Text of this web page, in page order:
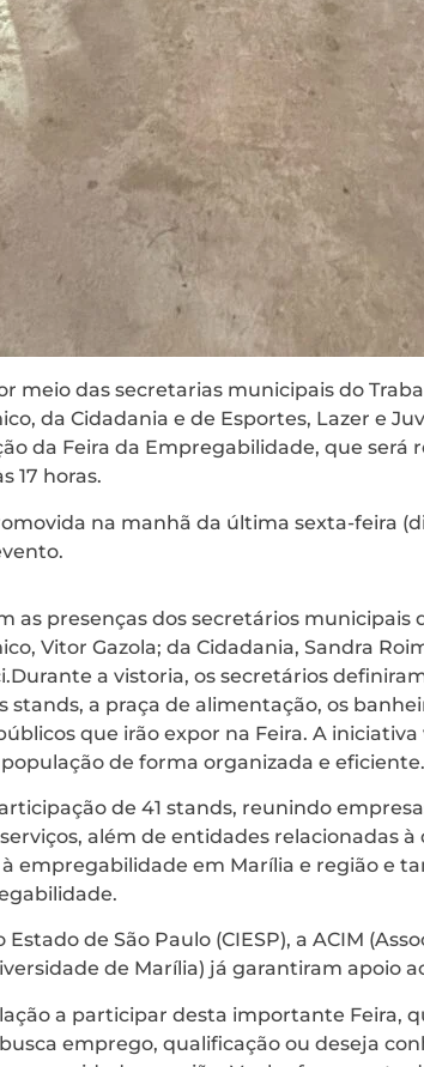
meio das secretarias municipais do
da Cidadania e de Esportes, Lazer e
da Feira da Empregabilidade, que será
17 horas.
na manhã da última sexta-feira
as presenças dos secretários municipais
Vitor Gazola; da Cidadania, Sandra
a vistoria, os secretários
a praça de alimentação, os
que irão expor na Feira. A
de forma organizada e eficiente.
de 41 stands, reunindo
além de entidades relacionadas
empregabilidade em Marília e região e
de São Paulo (CIESP), a ACIM
de Marília) já garantiram apoio
a participar desta importante Feira,
emprego, qualificação ou deseja